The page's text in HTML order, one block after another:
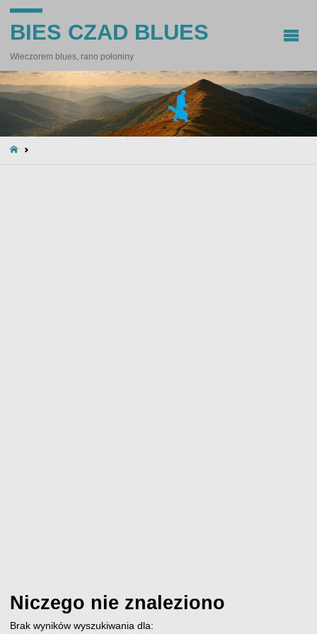
BIES CZAD BLUES
Wieczorem blues, rano połoniny
STRONA
Niczego nie znaleziono
Brak wyników wyszukiwania dla: